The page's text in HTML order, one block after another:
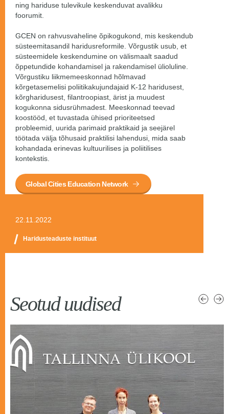
22.11.2022
Haridusteaduste instituut
ning hariduse tulevikule keskenduvat avalikku
foorumit.
GCEN on rahvusvaheline õpikogukond, mis keskendub
süsteemitasandil haridusreformile. Võrgustik usub, et
süsteemidele keskendumine on välismaalt saadud
õppetundide kohandamisel ja rakendamisel ülioluline.
Võrgustiku liikmemeeskonnad hõlmavad
kõrgetasemelisi poliitikakujundajaid K-12 haridusest,
kõrgharidusest, filantroopiast, ärist ja muudest
kogukonna sidusrühmadest. Meeskonnad teevad
koostööd, et tuvastada ühised prioriteetsed
probleemid, uurida parimaid praktikaid ja seejärel
töötada välja tõhusaid praktilisi lahendusi, mida saab
kohandada erinevas kultuurilises ja poliitilises
kontekstis.
Global Cities Education Network
Seotud uudised